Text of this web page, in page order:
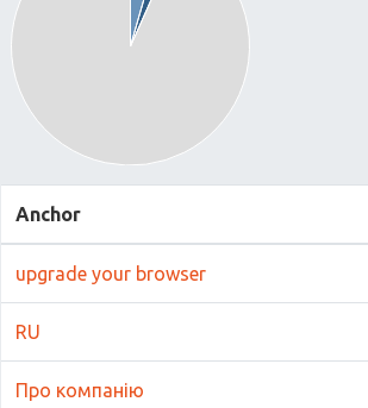
Anchor
upgrade your browser
RU
Про компанію